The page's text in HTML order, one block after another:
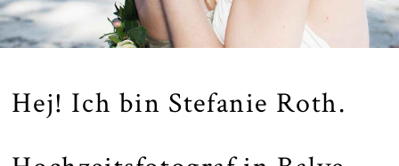
Hej! Ich bin Stefanie Roth.